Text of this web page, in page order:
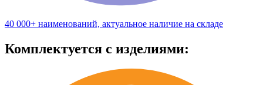
40 000+ наименований, актуальное наличие на складе
Комплектуется с изделиями: